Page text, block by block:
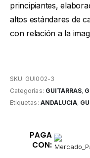
principiantes,
altos estándares de
con relación a la
SKU: GUI002-3
Categorías: GUITARRAS,
Etiquetas: ANDALUCIA,
PAGA
CON: